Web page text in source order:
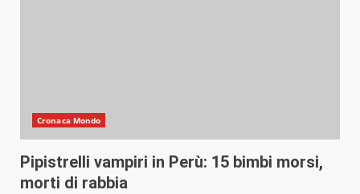
Cronaca Mondo
Pipistrelli vampiri in Perù: 15 bimbi morsi,
morti di rabbia